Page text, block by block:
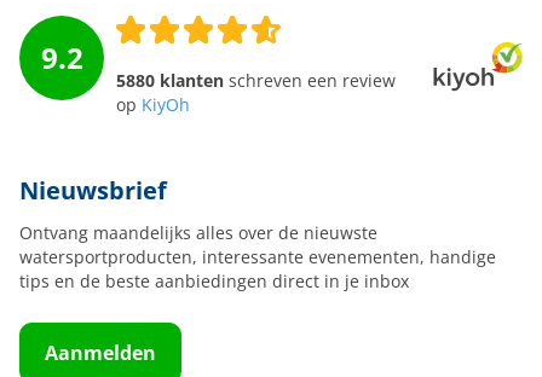
9.2
5880 klanten schreven een review
op KiyOh
Nieuwsbrief
Ontvang maandelijks alles over de nieuwste
watersportproducten, interessante evenementen, handige
tips en de beste aanbiedingen direct in je inbox
Aanmelden